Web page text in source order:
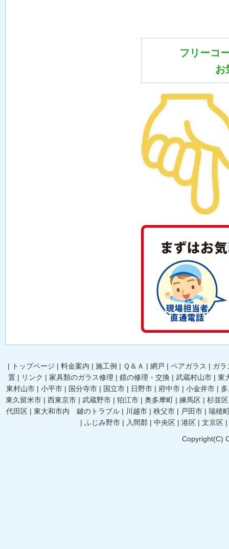
フリーコ
お
| トップページ | 料金案内 | 施工例 | Ｑ＆Ａ | 網戸 | ペアガラス | ガラ
置 | リンク | 家具類のガラス修理 | 鏡の修理・交換 | 武蔵村山市 | 東
東村山市 | 小平市 | 国分寺市 | 国立市 | 日野市 | 府中市 | 小金井市 |
東久留米市 | 西東京市 | 武蔵野市 | 狛江市 | 奥多摩町 | 練馬区 | 杉並区
代田区 | 東大和市内 鍵のトラブル | 川越市 | 秩父市 | 戸田市 | 瑞穂
| ふじみ野市 | 入間郡 | 中央区 | 港区 | 文京区 |
Copyright(C)